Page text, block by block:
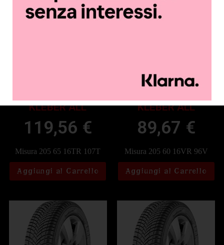
KLEBER ALL
119,56 €
Misura 205 65 16TR 107T
Aggiungi al Carrello
KLEBER ALL
89,67 €
Misura 205 60 16VR 96V
Aggiungi al Carrello